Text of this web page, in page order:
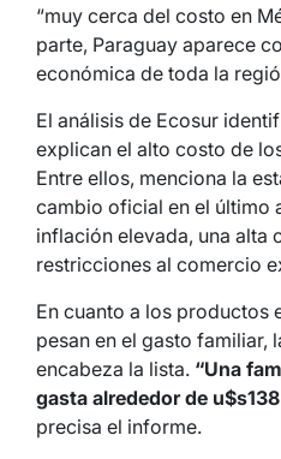
“muy cerca del costo en
parte, Paraguay aparece
económica de toda la
El análisis de Ecosur
explican el alto costo de
Entre ellos, menciona la
cambio oficial en el último
inflación elevada, una alta
restricciones al comercio
En cuanto a los productos
pesan en el gasto familiar,
encabeza la lista. “Una
gasta alrededor de
precisa el informe.